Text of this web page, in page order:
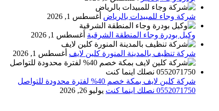
شركة وجاء للمبيدات بالرياض أغسطس 1, 2026
وكيل بودرة وجاء المنطقة الشرقية أغسطس 1, 2026
شركة تنظيف بالمدينة المنورة كلين لايف أغسطس 1, 2026
شركة كلين لايف بمكة خصم 40% لفترة محدودة للتواصل
0552071750 نصلك اينما كنت
يوليو 26, 2026